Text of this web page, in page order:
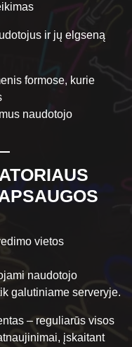
ir jų elgseną
formose, kurie
naudotojo
vietos
naudotojo
galutiniame serveryje.
– reguliarūs visos
įskaitant